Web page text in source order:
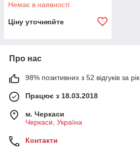
Немає в наявності
Ціну уточнюйте
Про нас
98% позитивних з 52 відгуків за рік
Працює з 18.03.2018
м. Черкаси
Черкаси, Україна
Контакти